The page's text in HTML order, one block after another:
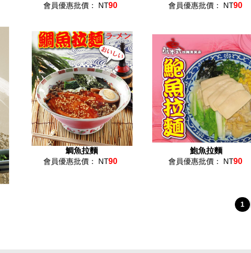
會員優惠批價： NT90
會員優惠批價： NT90
鯛魚拉麵
會員優惠批價： NT90
鮑魚拉麵
會員優惠批價： NT90
1